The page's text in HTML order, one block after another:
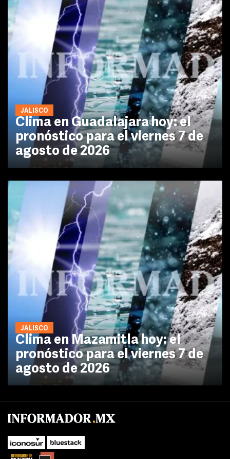
JALISCO
Clima en Guadalajara hoy: el
pronóstico para el viernes 7 de
agosto de 2026
JALISCO
Clima en Mazamitla hoy: el
pronóstico para el viernes 7 de
agosto de 2026